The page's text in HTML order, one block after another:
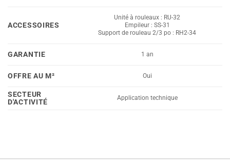
ACCESSOIRES
Unité à rouleaux : RU-32
Empileur : SS-31
Support de rouleau 2/3 po : RH2-34
GARANTIE 1 an
OFFRE AU M² Oui
SECTEUR
D'ACTIVITÉ
Application technique